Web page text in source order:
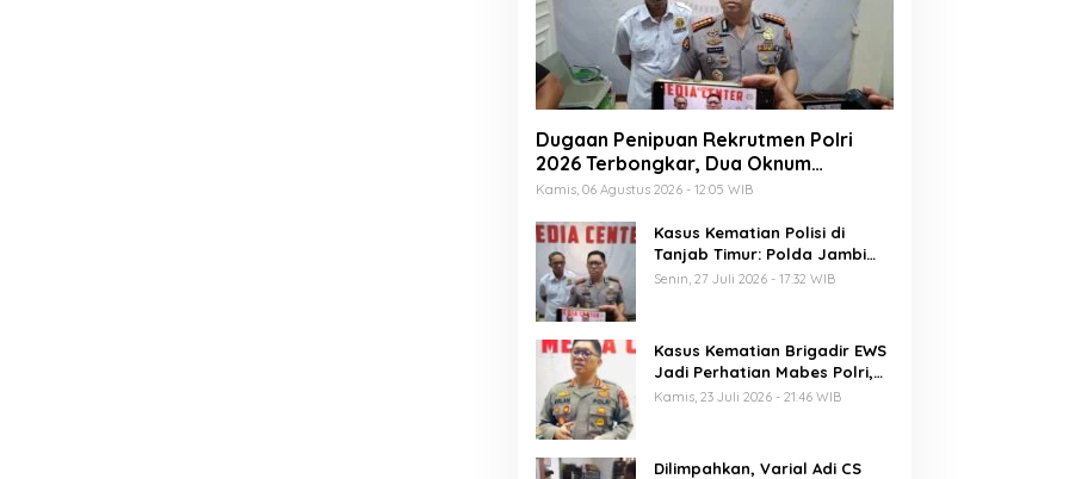
Dugaan Penipuan Rekrutmen Polri
2026 Terbongkar, Dua Oknum
Anggota Diamankan Propam Polda
Kamis, 06 Agustus 2026 - 12:05 WIB
Kasus Kematian Polisi di
Tanjab Timur: Polda Jambi
Tetapkan 6 Tersangka
Senin, 27 Juli 2026 - 17:32 WIB
Kasus Kematian Brigadir EWS
Jadi Perhatian Mabes Polri,
Polda Jambi Periksa 18 Saksi
Kamis, 23 Juli 2026 - 21:46 WIB
Dilimpahkan, Varial Adi CS